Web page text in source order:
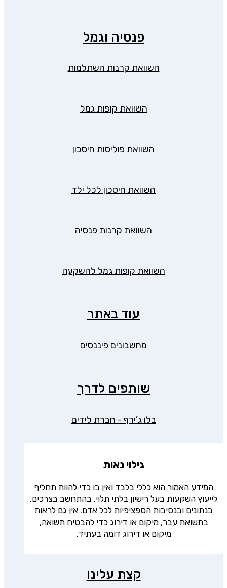
פנסיה וגמל
השוואת קרנות השתלמות
השוואת קופות גמל
השוואת פוליסות חיסכון
השוואת חיסכון לכל ילד
השוואת קרנות פנסיה
השוואת קופות גמל להשקעה
עוד באתר
מחשבונים פיננסים
שותפים לדרך
בלו ג’ירף - חברת לידים
גילוי נאות
המידע האמור הוא כללי בלבד ואין בו כדי להוות תחליף
לייעוץ השקעות בעל רישיון בלתי תלוי, בהתחשב בצרכים,
בנתונים ובנסיבות הספציפיות לכל אדם. אין גם לראות
בתשואת עבר, מיקום או דירוג כדי להבטיח תשואה,
מיקום או דירוג דומה בעתיד.
קצת עלינו